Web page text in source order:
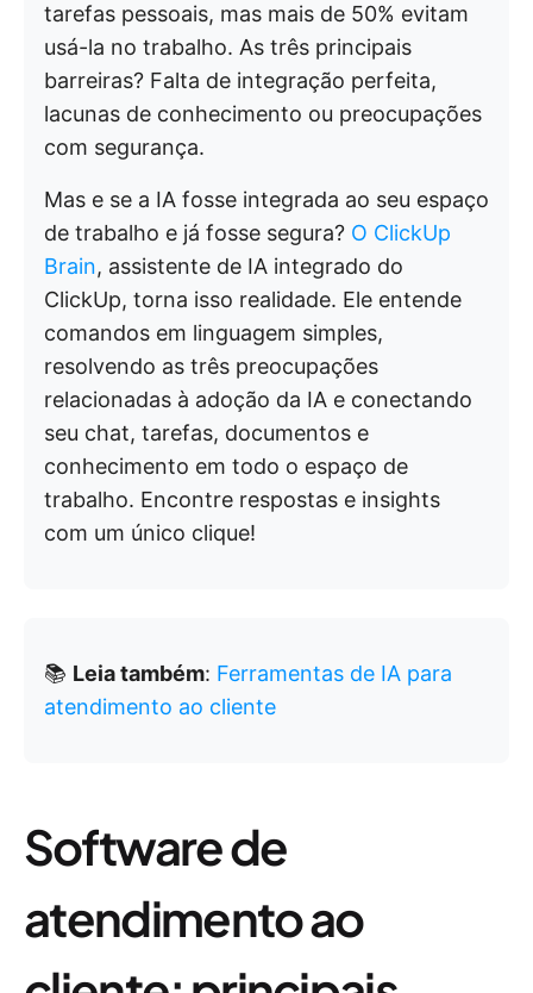
tarefas pessoais, mas mais de 50% evitam
usá-la no trabalho. As três principais
barreiras? Falta de integração perfeita,
lacunas de conhecimento ou preocupações
com segurança.
Mas e se a IA fosse integrada ao seu espaço
de trabalho e já fosse segura? O ClickUp
Brain, assistente de IA integrado do
ClickUp, torna isso realidade. Ele entende
comandos em linguagem simples,
resolvendo as três preocupações
relacionadas à adoção da IA e conectando
seu chat, tarefas, documentos e
conhecimento em todo o espaço de
trabalho. Encontre respostas e insights
com um único clique!
📚 Leia também: Ferramentas de IA para
atendimento ao cliente
Software de
atendimento ao